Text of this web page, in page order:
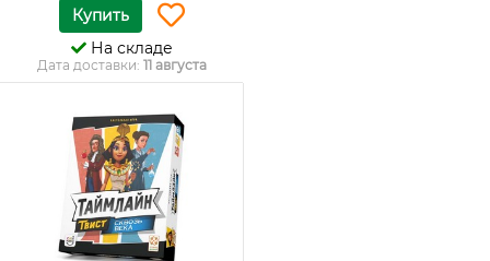
Купить
На складе
Дата доставки: 11 августа